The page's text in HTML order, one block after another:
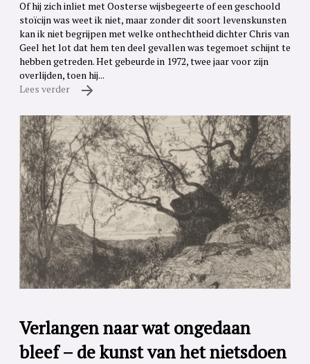
Of hij zich inliet met Oosterse wijsbegeerte of een geschoold
stoïcijn was weet ik niet, maar zonder dit soort levenskunsten
kan ik niet begrijpen met welke onthechtheid dichter Chris van
Geel het lot dat hem ten deel gevallen was tegemoet schijnt te
hebben getreden. Het gebeurde in 1972, twee jaar voor zijn
overlijden, toen hij...
Lees verder
Verlangen naar wat ongedaan
bleef – de kunst van het nietsdoen